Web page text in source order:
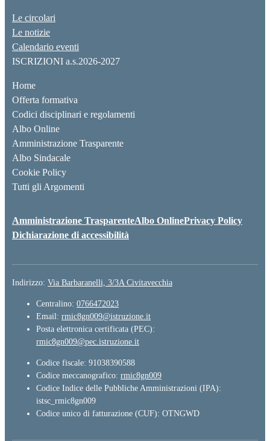
Le circolari
Le notizie
Calendario eventi
ISCRIZIONI a.s.2026-2027
Home
Offerta formativa
Codici disciplinari e regolamenti
Albo Online
Amministrazione Trasparente
Albo Sindacale
Cookie Policy
Tutti gli Argomenti
Amministrazione TrasparenteAlbo OnlinePrivacy Policy
Dichiarazione di accessibilità
Indirizzo: Via Barbaranelli, 3/3A Civitavecchia
Centralino: 0766472023
Email: rmic8gn009@istruzione.it
Posta elettronica certificata (PEC):
rmic8gn009@pec.istruzione.it
Codice fiscale: 91038390588
Codice meccanografico: rmic8gn009
Codice Indice delle Pubbliche Amministrazioni (IPA):
istsc_rmic8gn009
Codice unico di fatturazione (CUF): OTNGWD